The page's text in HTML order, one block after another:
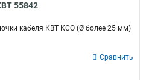
55842
кабеля КВТ КСО (Ø более 25 мм)
Сравнить